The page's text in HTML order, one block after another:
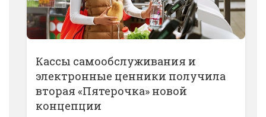
Кассы самообслуживания и
электронные ценники получила
вторая «Пятерочка» новой
концепции